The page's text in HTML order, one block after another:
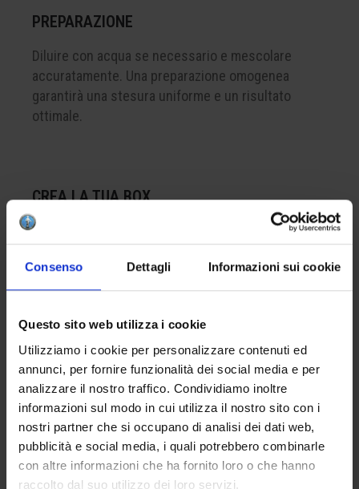
Consenso Dettagli Informazioni sui cookie
Questo sito web utilizza i cookie
Utilizziamo i cookie per personalizzare contenuti ed
annunci, per fornire funzionalità dei social media e per
analizzare il nostro traffico. Condividiamo inoltre
informazioni sul modo in cui utilizza il nostro sito con i
nostri partner che si occupano di analisi dei dati web,
pubblicità e social media, i quali potrebbero combinarle
con altre informazioni che ha fornito loro o che hanno
raccolto dal suo utilizzo dei loro servizi.
PREPARAZIONE
Diluire con acqua se necessario e mescolare
accuratamente. Una preparazione omogenea
garantirà una stesura uniforme e un risultato
ottimale.
CREA LA TUA BOX
Per comporre la tua box del colore, ricorda di
numero minimo per completare correttamente una
confezione.
Applicare da una a tre mani sul biscotto.
L’eventuale finitura con la cristallina apiombica
HCE 001 intensificherà la brillantezza del risultato
finale.